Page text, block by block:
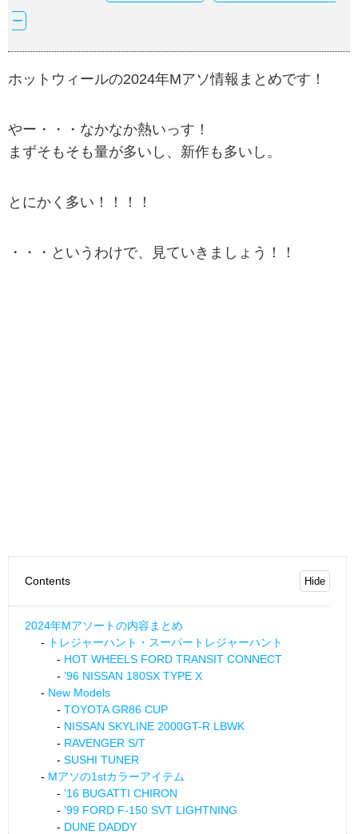
ー
ホットウィールの2024年Mアソ情報まとめです！
やー・・・なかなか熱いっす！
まずそもそも量が多いし、新作も多いし。
とにかく多い！！！！
・・・というわけで、見ていきましょう！！
Contents
2024年Mアソートの内容まとめ
トレジャーハント・スーパートレジャーハント
HOT WHEELS FORD TRANSIT CONNECT
’96 NISSAN 180SX TYPE X
New Models
TOYOTA GR86 CUP
NISSAN SKYLINE 2000GT-R LBWK
RAVENGER S/T
SUSHI TUNER
Mアソの1stカラーアイテム
’16 BUGATTI CHIRON
’99 FORD F-150 SVT LIGHTNING
DUNE DADDY